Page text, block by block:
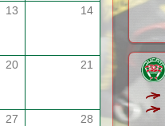
13 14
20 21
27 28